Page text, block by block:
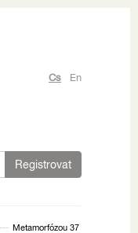
Cs En
Registrovat
Metamorfózou 37